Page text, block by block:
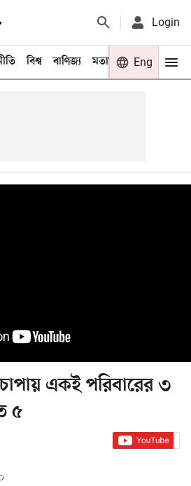
Login
বিশ্ব বাণিজ্য মতামত খেলা
Eng
একই পরিবারের ৩
৫